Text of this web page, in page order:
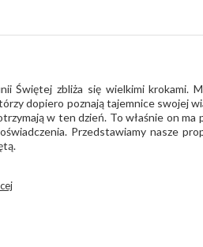
Świętej zbliża się wielkimi krokami.
dopiero poznają tajemnice swojej
w ten dzień. To właśnie on
Przedstawiamy nasze